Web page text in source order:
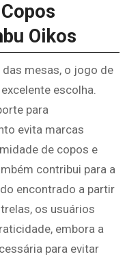
Oikos
mesas, o jogo de
escolha.
para
evita marcas
de copos e
contribui para a
encontrado a partir
os usuários
embora a
para evitar